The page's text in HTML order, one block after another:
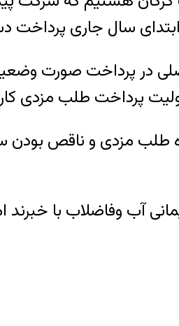
اصلی در پرداخت صورت
پرداخت طلب مزدی
طلب مزدی و ناقص
آب وفاضلاب با خبرند